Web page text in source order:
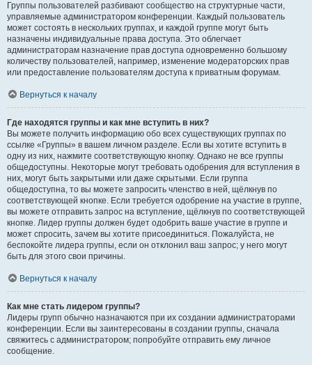
Группы пользователей разбивают сообщество на структурные части,
управляемые администратором конференции. Каждый пользователь
может состоять в нескольких группах, и каждой группе могут быть
назначены индивидуальные права доступа. Это облегчает
администраторам назначение прав доступа одновременно большому
количеству пользователей, например, изменение модераторских прав
или предоставление пользователям доступа к приватным форумам.
Вернуться к началу
Где находятся группы и как мне вступить в них?
Вы можете получить информацию обо всех существующих группах по
ссылке «Группы» в вашем личном разделе. Если вы хотите вступить в
одну из них, нажмите соответствующую кнопку. Однако не все группы
общедоступны. Некоторые могут требовать одобрения для вступления в
них, могут быть закрытыми или даже скрытыми. Если группа
общедоступна, то вы можете запросить членство в ней, щёлкнув по
соответствующей кнопке. Если требуется одобрение на участие в группе,
вы можете отправить запрос на вступление, щёлкнув по соответствующей
кнопке. Лидер группы должен будет одобрить ваше участие в группе и
может спросить, зачем вы хотите присоединиться. Пожалуйста, не
беспокойте лидера группы, если он отклонил ваш запрос; у него могут
быть для этого свои причины.
Вернуться к началу
Как мне стать лидером группы?
Лидеры групп обычно назначаются при их создании администраторами
конференции. Если вы заинтересованы в создании группы, сначала
свяжитесь с администратором; попробуйте отправить ему личное
сообщение.